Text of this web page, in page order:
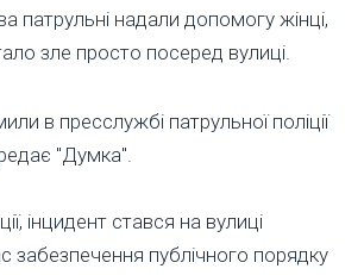
патрульні надали допомогу жінці,
зле просто посеред вулиці.
в пресслужбі патрульної поліції
"Думка".
інцидент стався на вулиці
забезпечення публічного порядку